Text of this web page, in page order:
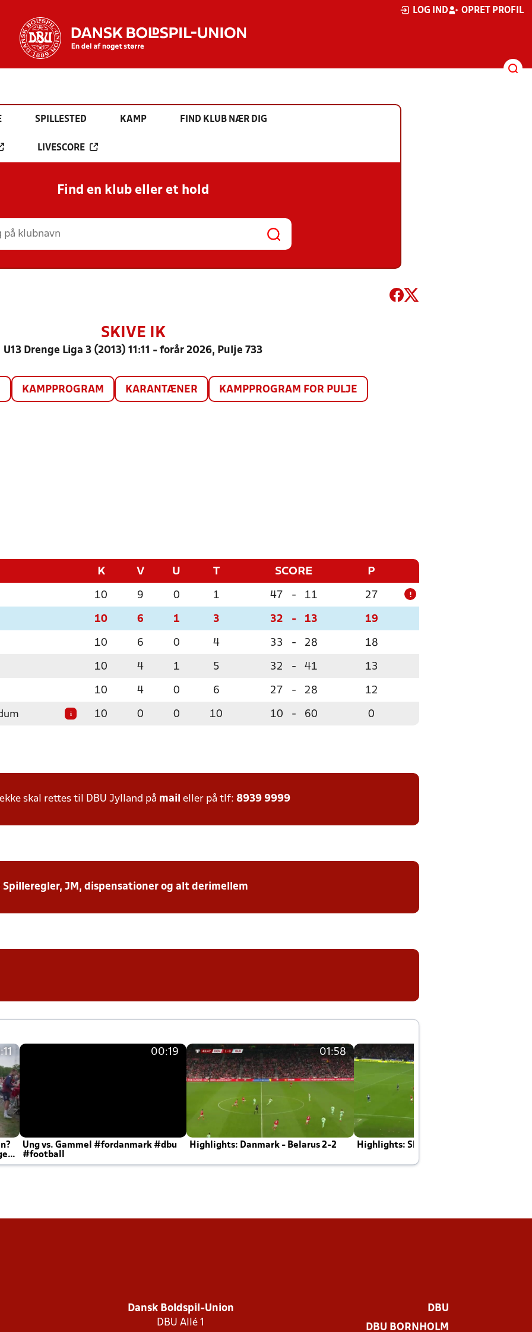
LOG IND OPRET PROFIL
SPILLESTED KAMP FIND KLUB NÆR DIG
LIVESCORE
Find en klub eller et hold
SKIVE IK
U13 Drenge Liga 3 (2013) 11:11 - forår 2026, Pulje 733
KAMPPROGRAM KARANTÆNER KAMPPROGRAM FOR PULJE
K V U T SCORE P
10 9 0 1 47 - 11 27 !
10 6 1 3 32 - 13 19
10 6 0 4 33 - 28 18
10 4 1 5 32 - 41 13
10 4 0 6 27 - 28 12
i 10 0 0 10 10 - 60 0
skal rettes til DBU Jylland på mail eller på tlf: 8939 9999
JM, dispensationer og alt derimellem
00:19
Ung vs. Gammel #fordanmark #dbu
#football
01:58
Highlights: Danmark - Belarus 2-2 Highlights: Skotland - Danmark 4-2
Dansk Boldspil-Union
DBU Allé 1
DBU
DBU BORNHOLM